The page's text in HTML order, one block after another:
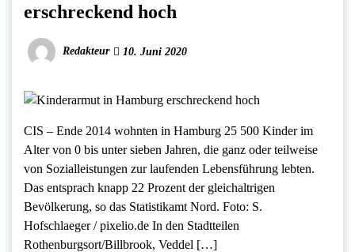
erschreckend hoch
Redakteur 10. Juni 2020
CIS – Ende 2014 wohnten in Hamburg 25 500 Kinder im
Alter von 0 bis unter sieben Jahren, die ganz oder teilweise
von Sozialleistungen zur laufenden Lebensführung lebten.
Das entsprach knapp 22 Prozent der gleichaltrigen
Bevölkerung, so das Statistikamt Nord. Foto: S.
Hofschlaeger / pixelio.de In den Stadtteilen
Rothenburgsort/Billbrook, Veddel […]